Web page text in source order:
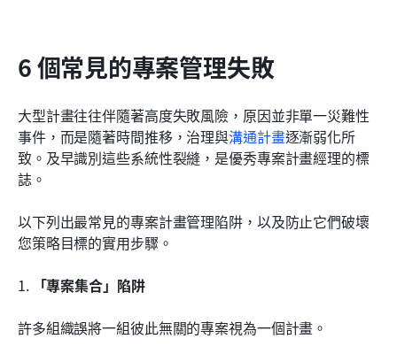
6 個常見的專案管理失敗
大型計畫往往伴隨著高度失敗風險，原因並非單一災難性
事件，而是隨著時間推移，治理與溝通計畫逐漸弱化所
致。及早識別這些系統性裂縫，是優秀專案計畫經理的標
誌。
以下列出最常見的專案計畫管理陷阱，以及防止它們破壞
您策略目標的實用步驟。
1. 「專案集合」陷阱
許多組織誤將一組彼此無關的專案視為一個計畫。